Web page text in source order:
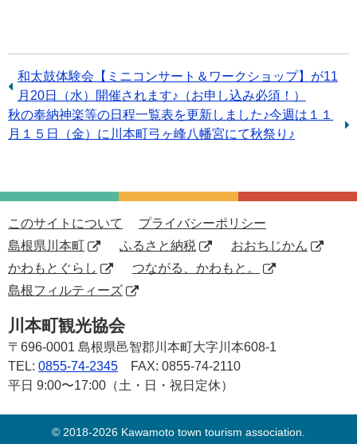
前
の
記
事：
和太鼓体験会【ミニコンサート＆ワークショップ】が11
月20日（水）開催されます♪（お申し込み必須！）
次
の
秋の奉納神楽等の日程一覧表を更新しました♪今週は１１
月１５日（金）に川本町弓ヶ峰八幡宮にて秋祭り♪
このサイトについて
プライバシーポリシー
島根県川本町
ふるさと納税
おおちじかん
かわもとぐらし
つながる、かわもと。
島根フィルティーズ
川本町観光協会
〒696-0001 島根県邑智郡川本町大字川本608-1
TEL: 0855-74-2345
FAX: 0855-74-2110
平日 9:00〜17:00（土・日・祝日定休）
© 2018-2026 Kawamoto town tourism association.